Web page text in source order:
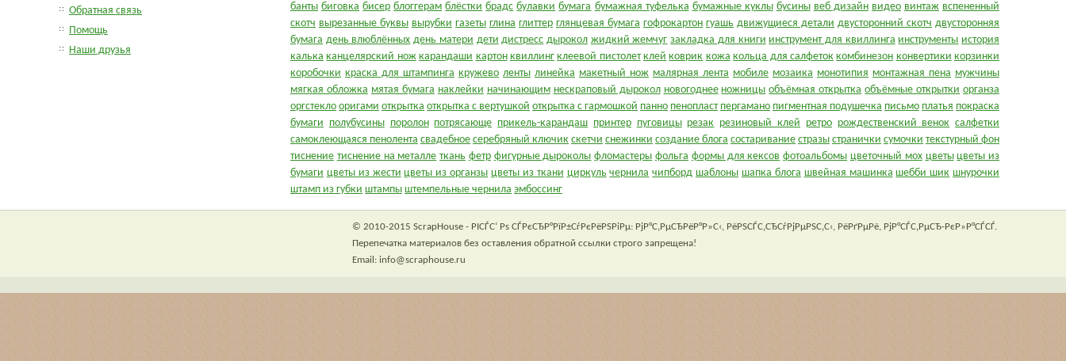
Обратная связь
Помощь
Наши друзья
банты биговка бисер блоггерам блёстки брадс булавки бумага бумажная туфелька бумажные куклы бусины веб дизайн видео винтаж вспененный
скотч вырезанные буквы вырубки газеты глина глиттер глянцевая бумага гофрокартон гуашь движущиеся детали двусторонний скотч двусторонняя
бумага день влюблённых день матери дети дистресс дырокол жидкий жемчуг закладка для книги инструмент для квиллинга инструменты история
калька канцелярский нож карандаши картон квиллинг клеевой пистолет клей коврик кожа кольца для салфеток комбинезон конвертики корзинки
коробочки краска для штампинга кружево ленты линейка макетный нож малярная лента мобиле мозаика монотипия монтажная пена мужчины
мягкая обложка мятая бумага наклейки начинающим нескраповый дырокол новогоднее ножницы объёмная открытка объёмные открытки органза
оргстекло оригами открытка открытка с вертушкой открытка с гармошкой панно пенопласт пергамано пигментная подушечка письмо платья покраска
бумаги полубусины поролон потрясающе прикель-карандаш принтер пуговицы резак резиновый клей ретро рождественский венок салфетки
самоклеющаяся пенолента свадебное серебряный ключик скетчи снежинки создание блога состаривание стразы странички сумочки текстурный фон
тиснение тиснение на металле ткань фетр фигурные дыроколы фломастеры фольга формы для кексов фотоальбомы цветочный мох цветы цветы из
бумаги цветы из жести цветы из органзы цветы из ткани циркуль чернила чипборд шаблоны шапка блога швейная машинка шебби шик шнурочки
штамп из губки штампы штемпельные чернила эмбоссинг
© 2010-2015 ScrapHouse - РІСЃС‘ Рѕ СЃРєСЂР°РїР±СѓРєРёРЅРіРµ: РјР°С‚РµСЂРёР°Р»С‹, РёРЅСЃС‚СЂСѓРјРµРЅС‚С‹, РёРґРµРё, РјР°СЃС‚РµСЂ-РєР»Р°СЃСЃ.
Перепечатка материалов без оставления обратной ссылки строго запрещена!
Email: info@scraphouse.ru